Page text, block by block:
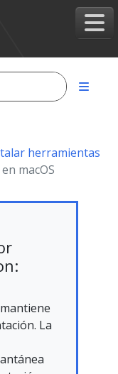
herramientas
macOS
La